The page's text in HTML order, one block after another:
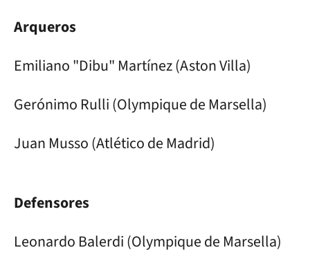
Arqueros
Emiliano "Dibu" Martínez (Aston Villa)
Gerónimo Rulli (Olympique de Marsella)
Juan Musso (Atlético de Madrid)
Defensores
Leonardo Balerdi (Olympique de Marsella)